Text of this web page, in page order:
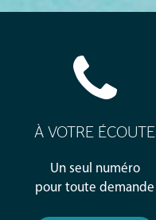
À VOTRE ÉCOUTE
Un seul numéro
pour toute demande